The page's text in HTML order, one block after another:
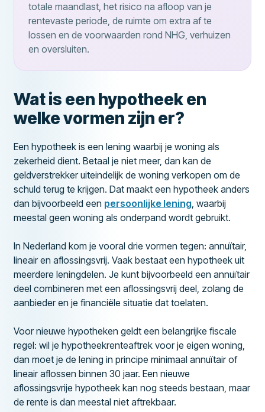
totale maandlast, het risico na afloop van je
rentevaste periode, de ruimte om extra af te
lossen en de voorwaarden rond NHG, verhuizen
en oversluiten.
Wat is een hypotheek en
welke vormen zijn er?
Een hypotheek is een lening waarbij je woning als
zekerheid dient. Betaal je niet meer, dan kan de
geldverstrekker uiteindelijk de woning verkopen om de
schuld terug te krijgen. Dat maakt een hypotheek anders
dan bijvoorbeeld een persoonlijke lening, waarbij
meestal geen woning als onderpand wordt gebruikt.
In Nederland kom je vooral drie vormen tegen: annuïtair,
lineair en aflossingsvrij. Vaak bestaat een hypotheek uit
meerdere leningdelen. Je kunt bijvoorbeeld een annuïtair
deel combineren met een aflossingsvrij deel, zolang de
aanbieder en je financiële situatie dat toelaten.
Voor nieuwe hypotheken geldt een belangrijke fiscale
regel: wil je hypotheekrenteaftrek voor je eigen woning,
dan moet je de lening in principe minimaal annuïtair of
lineair aflossen binnen 30 jaar. Een nieuwe
aflossingsvrije hypotheek kan nog steeds bestaan, maar
de rente is dan meestal niet aftrekbaar.